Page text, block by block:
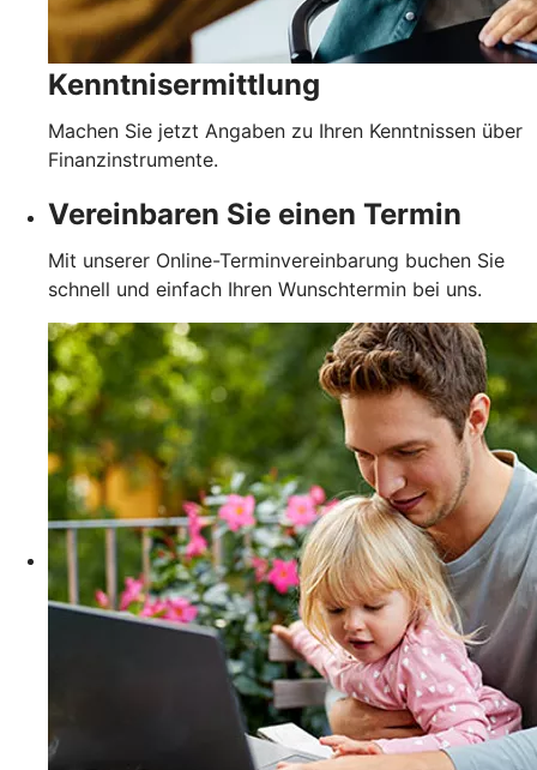
Kenntnisermittlung
Machen Sie jetzt Angaben zu Ihren Kenntnissen über
Finanzinstrumente.
Vereinbaren Sie einen Termin
Mit unserer Online-Terminvereinbarung buchen Sie
schnell und einfach Ihren Wunschtermin bei uns.